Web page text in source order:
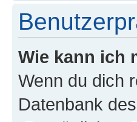
Wie kann ich
Wenn du dich
Datenbank